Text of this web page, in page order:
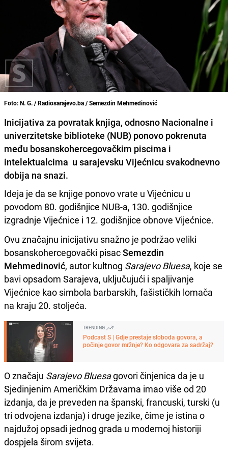
Foto: N. G. / Radiosarajevo.ba / Semezdin Mehmedinović
Inicijativa za povratak knjiga, odnosno Nacionalne i
univerzitetske biblioteke (NUB) ponovo pokrenuta
među bosanskohercegovačkim piscima i
intelektualcima u sarajevsku Vijećnicu svakodnevno
dobija na snazi.
Ideja je da se knjige ponovo vrate u Vijećnicu u
povodom 80. godišnjice NUB-a, 130. godišnjice
izgradnje Vijećnice i 12. godišnjice obnove Vijećnice.
Ovu značajnu inicijativu snažno je podržao veliki
bosanskohercegovački pisacSemezdin
Mehmedinović, autor kultnog Sarajevo Bluesa, koje se
bavi opsadom Sarajeva, uključujući i spaljivanje
Vijećnice kao simbola barbarskih, fašističkih lomača
na kraju 20. stoljeća.
TRENDING
Podcast S | Gdje prestaje sloboda govora, a
počinje govor mržnje? Ko odgovara za sadržaj?
O značaju Sarajevo Bluesagovori činjenica da je u
Sjedinjenim Američkim Državama imao više od 20
izdanja, da je preveden na španski, francuski, turski (u
tri odvojena izdanja) i druge jezike, čime je istina o
najdužoj opsadi jednog grada u modernoj historiji
dospjela širom svijeta.